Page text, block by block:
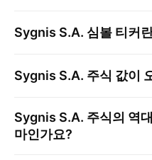
Sygnis S.A. 심볼 티커
Sygnis S.A. 주식 값이
Sygnis S.A. 주식의 역
마인가요?